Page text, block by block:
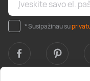
* Susipažinau su